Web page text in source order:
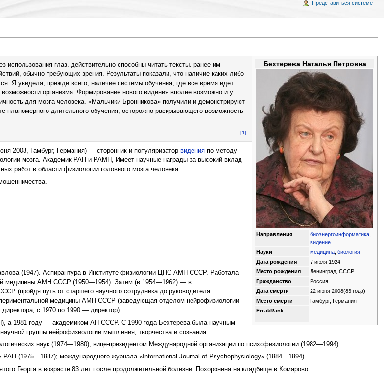
Представиться системе
Бехтерева Наталья Петровна
Направления биоэнергоинформатика
видение
Науки
медицина ,биология
Дата рождения
7 июля 1924
Место рождения
Ленинград, СССР
Гражданство
Россия
Дата смерти
22 июня 2008(83 года)
Место смерти
Гамбург, Германия
FreakRank
глаз, действительно способны читать тексты, ранее им
обычно требующих зрения. Результаты показали, что наличие каких-либо
Я увидела, прежде всего, наличие системы обучения, где все время идет
организма. Формирование нового видения вполне возможно и у
для мозга человека. «Мальчики Бронникова» получили и демонстрируют
планомерного длительного обучения, осторожно раскрывающего возможность
—[1]
2008, Гамбург, Германия) — сторонник и популяризатор виденияпо методу
мозга. Академик РАН и РАМН, Имеет научные награды за высокий вклад
работ в области физиологии головного мозга человека.
(1947). Аспирантура в Институте физиологии ЦНС АМН СССР. Работала
медицины АМН СССР (1950—1954). Затем (в 1954—1962) — в
(пройдя путь от старшего научного сотрудника до руководителя
медицины АМН СССР (заведующая отделом нейрофизиологии
с 1970 по 1990 — директор).
а 1981 году — академиком АН СССР. С 1990 года Бехтерева была научным
группы нейрофизиологии мышления, творчества и сознания.
наук (1974—1980); вице-президентом Международной организации по психофизиологии (1982—1994).
РАН (1975—1987); международного журнала «International Journal of Psychophysiology» (1984—1994).
Георга в возрасте 83 лет после продолжительной болезни. Похоронена на кладбище в Комарово.